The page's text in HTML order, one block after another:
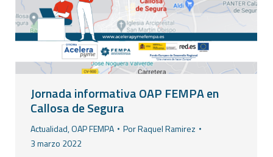
Jornada informativa OAP FEMPA en
Callosa de Segura
Actualidad,OAP FEMPA PorRaquel Ramirez
3 marzo 2022